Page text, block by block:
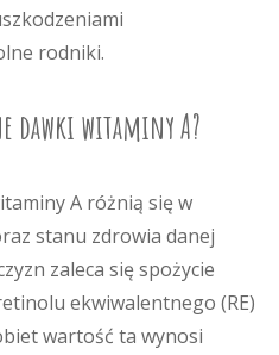
rodniki.
dawki witaminy A?
A różnią się w
stanu zdrowia danej
zaleca się spożycie
ekwiwalentnego (RE)
wartość ta wynosi